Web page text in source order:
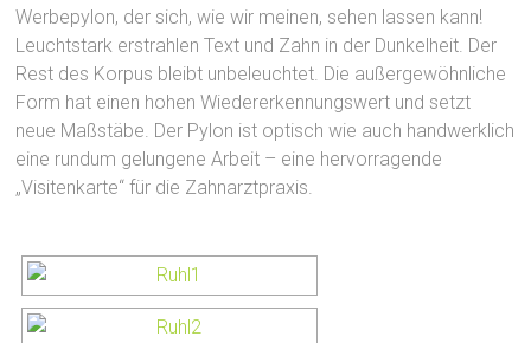
Werbepylon, der sich, wie wir meinen, sehen lassen kann!
Leuchtstark erstrahlen Text und Zahn in der Dunkelheit. Der
Rest des Korpus bleibt unbeleuchtet. Die außergewöhnliche
Form hat einen hohen Wiedererkennungswert und setzt
neue Maßstäbe. Der Pylon ist optisch wie auch handwerklich
eine rundum gelungene Arbeit – eine hervorragende
„Visitenkarte“ für die Zahnarztpraxis.